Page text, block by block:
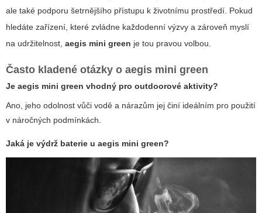
ale také podporu šetrnějšího přístupu k životnímu prostředí. Pokud
hledáte zařízení, které zvládne každodenní výzvy a zároveň myslí
na udržitelnost, aegis mini green je tou pravou volbou.
Často kladené otázky o aegis mini green
Je aegis mini green vhodný pro outdoorové aktivity?
Ano, jeho odolnost vůči vodě a nárazům jej činí ideálním pro použití
v náročných podmínkách.
Jaká je výdrž baterie u aegis mini green?